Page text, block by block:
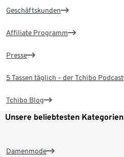
Geschäftskunden
Affiliate Programm
Presse
5 Tassen täglich – der Tchibo Podcast
Tchibo Blog
Unsere beliebtesten Kategorien
Damenmode